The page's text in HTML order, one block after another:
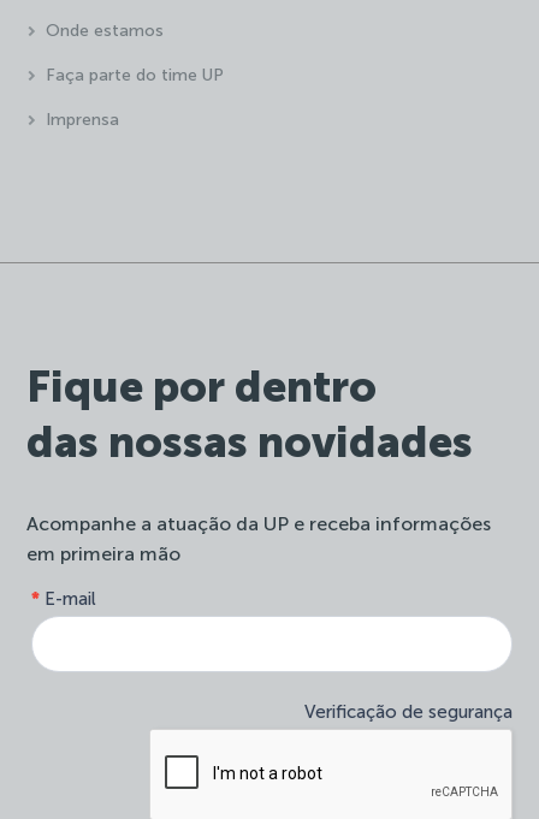
Fique por dentro
das nossas novidades
Acompanhe a atuação da UP e receba informações
em primeira mão
site-
newsletter
E-mail
*
Verificação de segurança
você
é
humano,
este
campo
branco.
Onde estamos
Faça parte do time UP
Imprensa